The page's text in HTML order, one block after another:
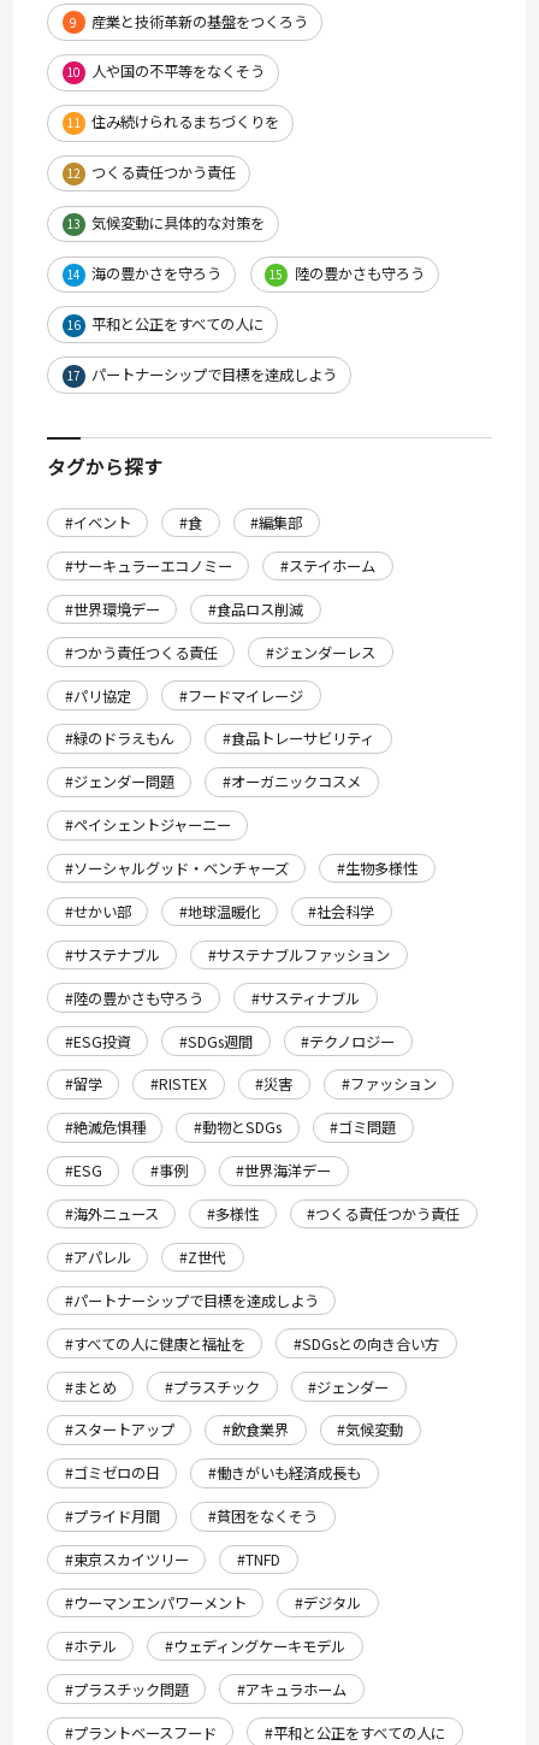
9 産業と技術革新の基盤をつくろう
10 人や国の不平等をなくそう
11 住み続けられるまちづくりを
12 つくる責任つかう責任
13 気候変動に具体的な対策を
14 海の豊かさを守ろう 15 陸の豊かさも守ろう
16 平和と公正をすべての人に
17 パートナーシップで目標を達成しよう
タグから探す
#イベント #食
#編集部
#サーキュラーエコノミー
#ステイホーム
#世界環境デー
#食品ロス削減
#つかう責任つくる責任
#ジェンダーレス
#パリ協定
#フードマイレージ
#緑のドラえもん
#食品トレーサビリティ
#ジェンダー問題
#オーガニックコスメ
#ペイシェントジャーニー
#ソーシャルグッド・ベンチャーズ
#生物多様性
#せかい部
#地球温暖化
#社会科学
#サステナブル
#サステナブルファッション
#陸の豊かさも守ろう
#サスティナブル
#ESG投資
#SDGs週間
#テクノロジー
#留学
#RISTEX #災害
#ファッション
#絶滅危惧種
#動物とSDGs
#ゴミ問題
#ESG
#事例
#世界海洋デー
#海外ニュース
#多様性
#つくる責任つかう責任
#アパレル
#Z世代
#パートナーシップで目標を達成しよう
#すべての人に健康と福祉を
#SDGsとの向き合い方
#まとめ
#プラスチック
#ジェンダー
#スタートアップ
#飲食業界
#気候変動
#ゴミゼロの日
#働きがいも経済成長も
#プライド月間
#貧困をなくそう
#東京スカイツリー
#TNFD
#ウーマンエンパワーメント
#デジタル
#ホテル
#ウェディングケーキモデル
#プラスチック問題
#アキュラホーム
#プラントベースフード
#平和と公正をすべての人に